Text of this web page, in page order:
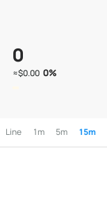
0
≈$0.00 0%
Line 1m 5m 15m